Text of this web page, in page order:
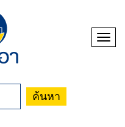
ค้นหา